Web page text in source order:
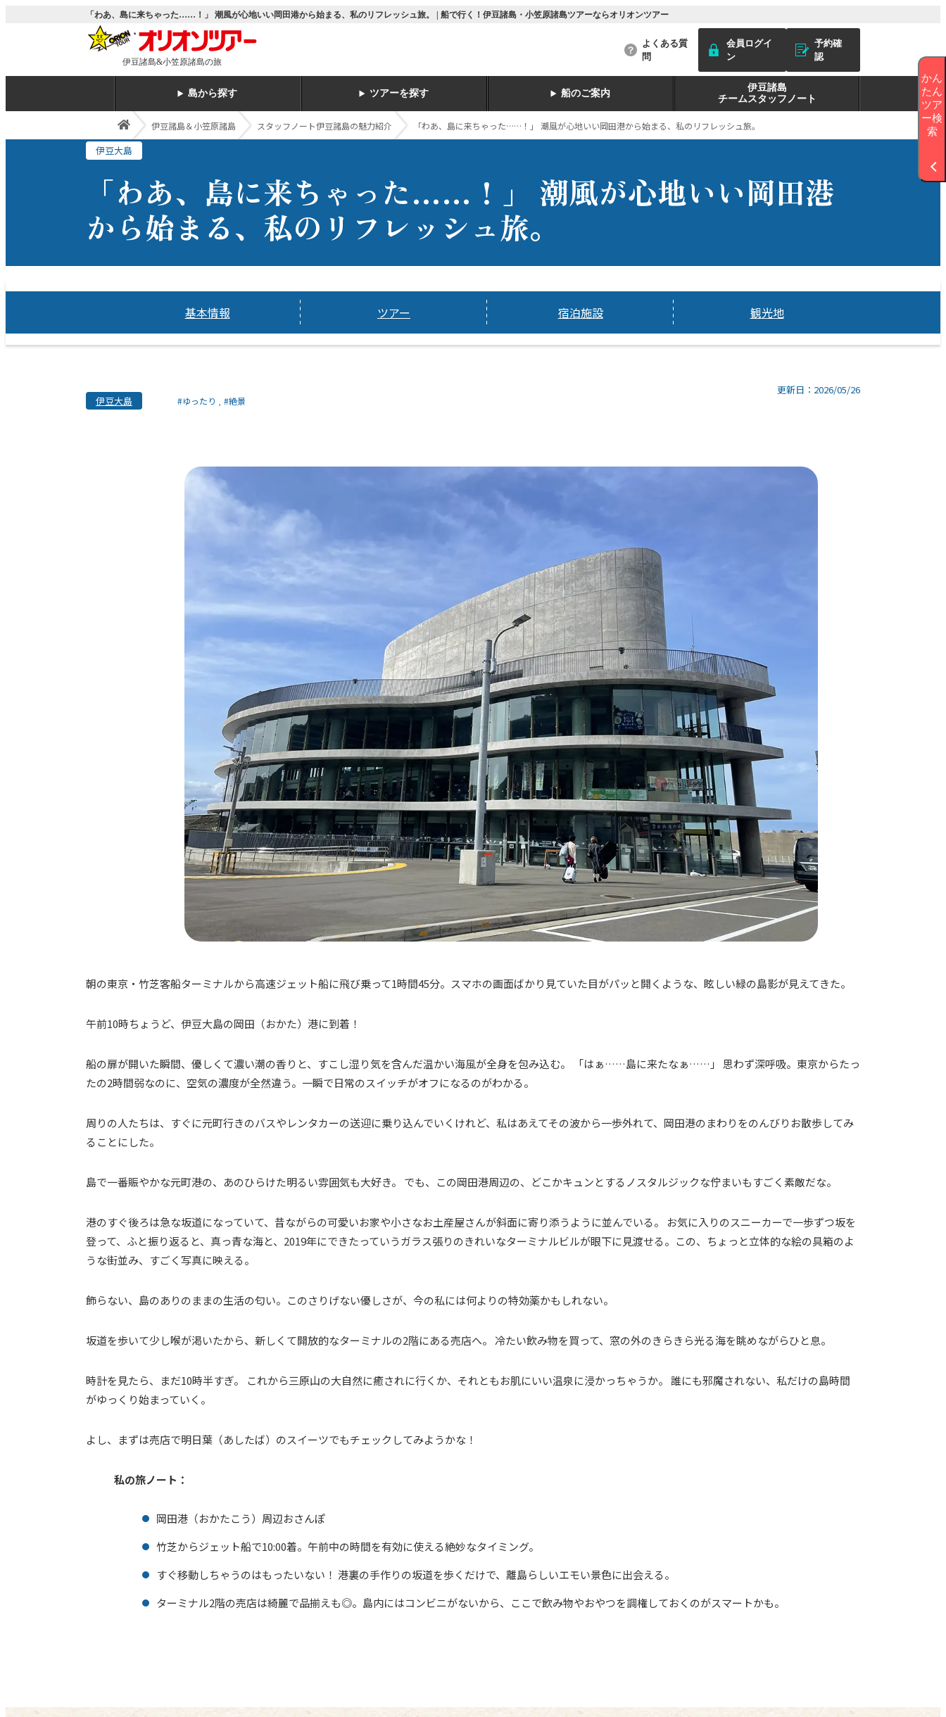
「わあ、島に来ちゃった……！」 潮風が心地いい岡田港から始まる、私のリフレッシュ旅。 | 船で行く！伊豆諸島・小笠原諸島ツアーならオリオンツアー
伊豆諸島&小笠原諸島の旅
よくある質
問
会員ログイ
ン
予約確
認
島から探す ツアーを探す 船のご案内
伊豆諸島
チームスタッフノート
伊豆諸島＆小笠原諸島 スタッフノート伊豆諸島の魅力紹介 「わあ、島に来ちゃった……！」 潮風が心地いい岡田港から始まる、私のリフレッシュ旅。
伊豆大島
「わあ、島に来ちゃった……！」 潮風が心地いい岡田港
から始まる、私のリフレッシュ旅。
基本情報 ツアー 宿泊施設 観光地
伊豆大島 #ゆったり #絶景
更新日：2026/05/26
朝の東京・竹芝客船ターミナルから高速ジェット船に飛び乗って1時間45分。スマホの画面ばかり見ていた目がパッと開くような、眩しい緑の島影が見えてきた。
午前10時ちょうど、伊豆大島の岡田（おかた）港に到着！
船の扉が開いた瞬間、優しくて濃い潮の香りと、すこし湿り気を含んだ温かい海風が全身を包み込む。 「はぁ……島に来たなぁ……」 思わず深呼吸。東京からたっ
たの2時間弱なのに、空気の濃度が全然違う。一瞬で日常のスイッチがオフになるのがわかる。
周りの人たちは、すぐに元町行きのバスやレンタカーの送迎に乗り込んでいくけれど、私はあえてその波から一歩外れて、岡田港のまわりをのんびりお散歩してみ
ることにした。
島で一番賑やかな元町港の、あのひらけた明るい雰囲気も大好き。 でも、この岡田港周辺の、どこかキュンとするノスタルジックな佇まいもすごく素敵だな。
港のすぐ後ろは急な坂道になっていて、昔ながらの可愛いお家や小さなお土産屋さんが斜面に寄り添うように並んでいる。 お気に入りのスニーカーで一歩ずつ坂を
登って、ふと振り返ると、真っ青な海と、2019年にできたっていうガラス張りのきれいなターミナルビルが眼下に見渡せる。この、ちょっと立体的な絵の具箱のよ
うな街並み、すごく写真に映える。
飾らない、島のありのままの生活の匂い。このさりげない優しさが、今の私には何よりの特効薬かもしれない。
坂道を歩いて少し喉が渇いたから、新しくて開放的なターミナルの2階にある売店へ。 冷たい飲み物を買って、窓の外のきらきら光る海を眺めながらひと息。
時計を見たら、まだ10時半すぎ。 これから三原山の大自然に癒されに行くか、それともお肌にいい温泉に浸かっちゃうか。 誰にも邪魔されない、私だけの島時間
がゆっくり始まっていく。
よし、まずは売店で明日葉（あしたば）のスイーツでもチェックしてみようかな！
私の旅ノート：
岡田港（おかたこう）周辺おさんぽ
竹芝からジェット船で10:00着。午前中の時間を有効に使える絶妙なタイミング。
すぐ移動しちゃうのはもったいない！ 港裏の手作りの坂道を歩くだけで、離島らしいエモい景色に出会える。
ターミナル2階の売店は綺麗で品揃えも◎。島内にはコンビニがないから、ここで飲み物やおやつを調権しておくのがスマートかも。
かん
たん
ツア
ー検
索